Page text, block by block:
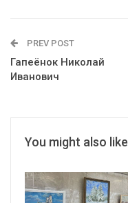
PREV POST
Гапеёнок Николай
Иванович
You might also like